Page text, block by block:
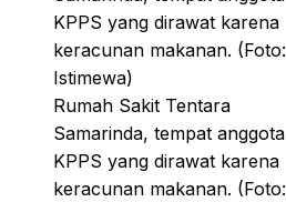
Rumah Sakit Tentara
Samarinda, tempat anggota
KPPS yang dirawat karena
keracunan makanan. (Foto: